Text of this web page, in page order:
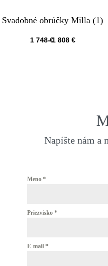
Svadobné obrúčky Milla (1)
1 748€1 808 €
Napíšte nám a
Meno *
Priezvisko *
E-mail *